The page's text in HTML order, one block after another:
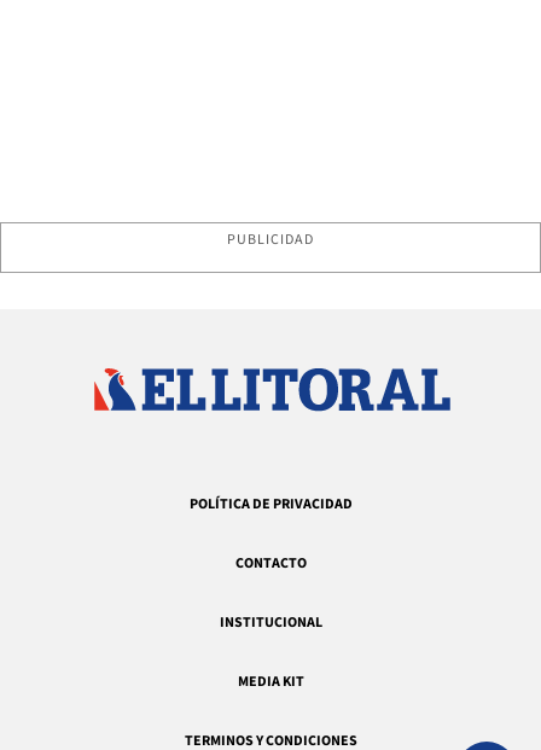
PUBLICIDAD
POLÍTICA DE PRIVACIDAD
CONTACTO
INSTITUCIONAL
MEDIA KIT
TERMINOS Y CONDICIONES